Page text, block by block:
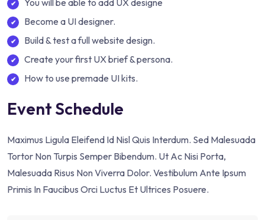
You will be able to add UX designe
Become a UI designer.
Build & test a full website design.
Create your first UX brief & persona.
How to use premade UI kits.
Event Schedule
Maximus Ligula Eleifend Id Nisl Quis Interdum. Sed Malesuada
Tortor Non Turpis Semper Bibendum. Ut Ac Nisi Porta,
Malesuada Risus Non Viverra Dolor. Vestibulum Ante Ipsum
Primis In Faucibus Orci Luctus Et Ultrices Posuere.